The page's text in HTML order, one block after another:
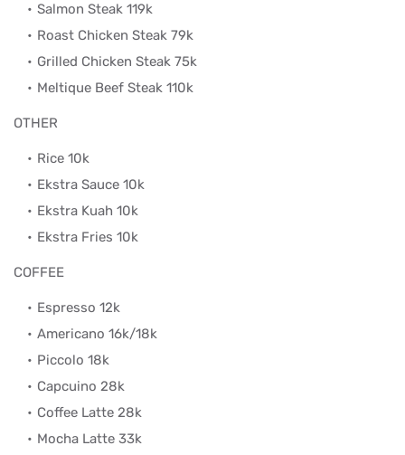
Salmon Steak 119k
Roast Chicken Steak 79k
Grilled Chicken Steak 75k
Meltique Beef Steak 110k
OTHER
Rice 10k
Ekstra Sauce 10k
Ekstra Kuah 10k
Ekstra Fries 10k
COFFEE
Espresso 12k
Americano 16k/18k
Piccolo 18k
Capcuino 28k
Coffee Latte 28k
Mocha Latte 33k